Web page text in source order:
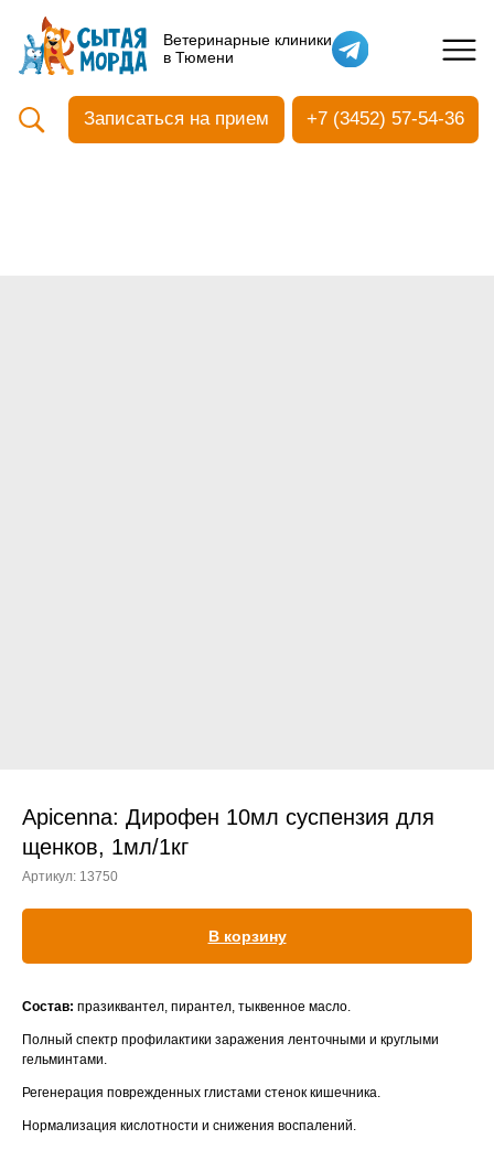
Ветеринарные клиники
в Тюмени
Кастрация собак
Вакцинация
Ультразвуковая чистка зубов
Общий анализ крови
Лечение шиншилл
Вакцинация хорьков
Apicenna: Дирофен 10мл суспензия для
щенков, 1мл/1кг
Артикул: 13750
В корзину
Состав: празиквантел, пирантел, тыквенное масло.
Полный спектр профилактики заражения ленточными и круглыми
гельминтами.
Регенерация поврежденных глистами стенок кишечника.
Нормализация кислотности и снижения воспалений.